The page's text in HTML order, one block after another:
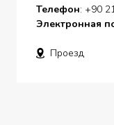
Телефон: +90
Электронная
Проезд